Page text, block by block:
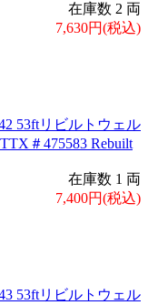
在庫数 2 両
7,630円(税込)
53ftリビルトウェル
＃475583 Rebuilt
在庫数 1 両
7,400円(税込)
53ftリビルトウェル